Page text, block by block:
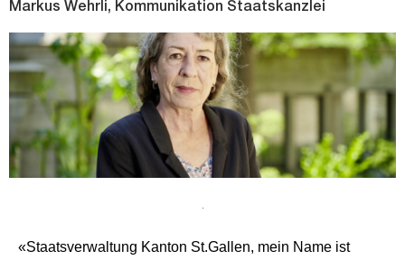
Markus Wehrli, Kommunikation Staatskanzlei
«Staatsverwaltung Kanton St.Gallen, mein Name ist